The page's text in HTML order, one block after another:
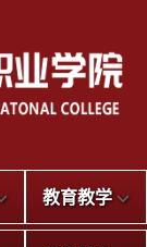
教育教学